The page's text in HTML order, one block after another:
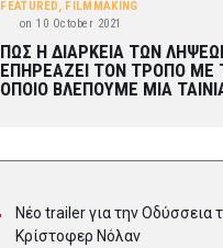
FEATURED
FILMMAKING
on 10 October 2021
ΠΩΣ Η ΔΙΑΡΚΕΙΑ ΤΩΝ
ΕΠΗΡΕΑΖΕΙ ΤΟΝ ΤΡΟΠΟ ΜΕ
ΟΠΟΙΟ ΒΛΕΠΟΥΜΕ ΜΙΑ
Νέο trailer για την Οδύσσεια
Κρίστοφερ Νόλαν